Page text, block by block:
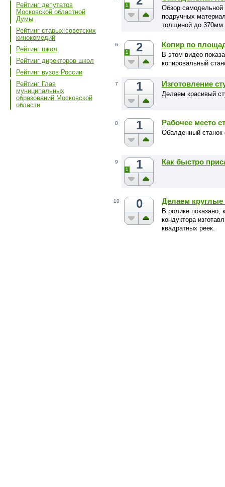
Рейтинг депутатов
Московской областной
Думы
Рейтинг старых советских
кинокомедий
Рейтинг школ
Рейтинг директоров школ
Рейтинг вузов России
Рейтинг Глав
муниципальных
образований Московской
области
1
Обзор самодельной
подручных
толщиной до
6 2
1
Копир по
В этом видео
копировальный
7 1 Изготовление
Делаем красивый
8 1 Рабочее место
Обалденный станок
9 1
1
Как быстро
10 0 Делаем круглые
В ролике показано,
кондуктора
квадратных реек.